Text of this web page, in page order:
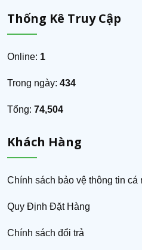
Thống Kê Truy Cập
Online: 1
Trong ngày: 434
Tổng: 74,504
Khách Hàng
Chính sách bảo vệ thông tin
Quy Định Đặt Hàng
Chính sách đổi trả